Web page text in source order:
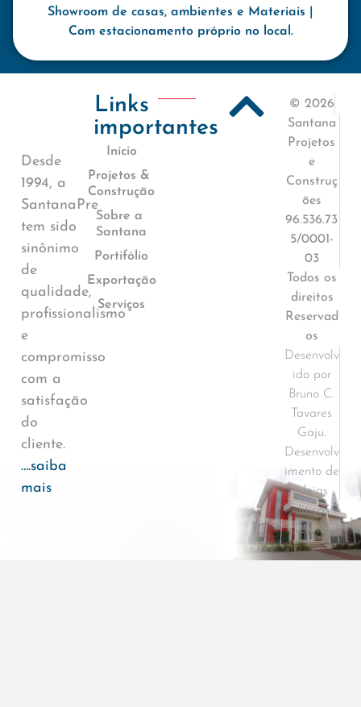
Showroom de casas, ambientes e Materiais |
Com estacionamento próprio no local.
Desde
1994, a
SantanaPre
tem sido
sinônimo
de
qualidade,
profissionalismo
e
compromisso
com a
satisfação
do
cliente.
….saiba
mais
Links
importantes
Início
Projetos &
Construção
Sobre a
Santana
Portifólio
Exportação
Serviços
© 2026
Santana
Projetos
e
Construç
ões
96.536.73
5/0001-
03
Todos os
direitos
Reservad
os
Desenvolv
ido por
Bruno C.
Tavares
Gaju.
Desenvolv
imento de
ideias
Políticas e
Termos